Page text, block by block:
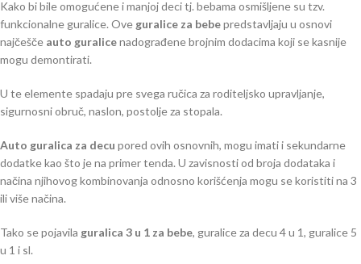
Kako bi bile omogućene i manjoj deci tj. bebama osmišljene su tzv.
funkcionalne guralice. Ove guralice za bebepredstavljaju u osnovi
najčešče auto guralicenadograđene brojnim dodacima koji se kasnije
mogu demontirati.
U te elemente spadaju pre svega ručica za roditeljsko upravljanje,
sigurnosni obruč, naslon, postolje za stopala.
Auto guralica za decu pored ovih osnovnih, mogu imati i sekundarne
dodatke kao što je na primer tenda. U zavisnosti od broja dodataka i
načina njihovog kombinovanja odnosno korišćenja mogu se koristiti na 3
ili više načina.
Tako se pojavila guralica 3 u 1 za bebe, guralice za decu 4 u 1, guralice 5
u 1 i sl.